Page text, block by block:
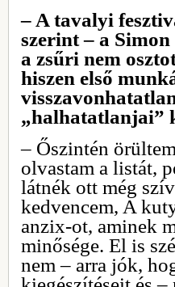
– A tavalyi
szerint – a
a zsűri nem
hiszen első
„halhatatlanjai”
– Őszintén
olvastam a listát,
látnék ott még
kedvencem, A
anzix-ot, aminek
minősége. El is
nem – arra jók,